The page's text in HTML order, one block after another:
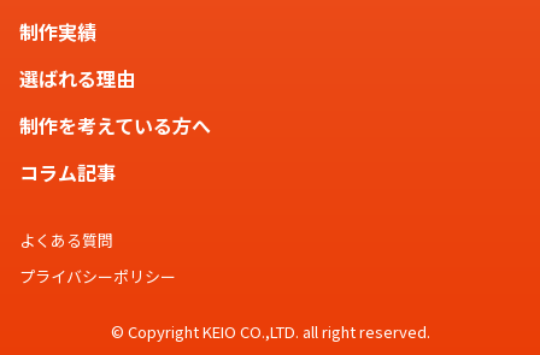
制作実績
選ばれる理由
制作を考えている方へ
コラム記事
よくある質問
プライバシーポリシー
© Copyright KEIO CO.,LTD. all right reserved.